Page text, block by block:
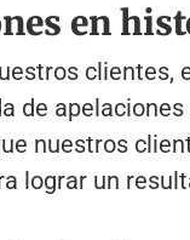
en
de
nuestros
lograr un